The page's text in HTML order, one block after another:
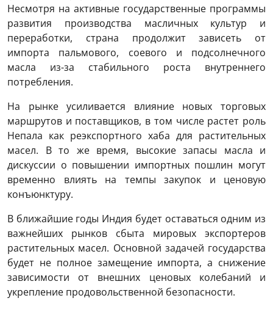
Несмотря на активные государственные программы
развития производства масличных культур и
переработки, страна продолжит зависеть от
импорта пальмового, соевого и подсолнечного
масла из-за стабильного роста внутреннего
потребления.
На рынке усиливается влияние новых торговых
маршрутов и поставщиков, в том числе растет роль
Непала как реэкспортного хаба для растительных
масел. В то же время, высокие запасы масла и
дискуссии о повышении импортных пошлин могут
временно влиять на темпы закупок и ценовую
конъюнктуру.
В ближайшие годы Индия будет оставаться одним из
важнейших рынков сбыта мировых экспортеров
растительных масел. Основной задачей государства
будет не полное замещение импорта, а снижение
зависимости от внешних ценовых колебаний и
укрепление продовольственной безопасности.